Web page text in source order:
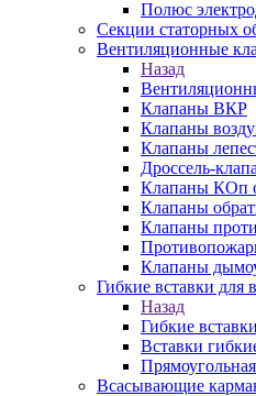
Полюс
Секции статорных
Вентиляционные
Назад
Клапаны ВКР
Клапаны
Клапаны
Дроссель-
Клапаны КОп
Клапаны
Клапаны
Клапаны
Гибкие вставки для
Назад
Гибкие
Вставки
Всасывающие